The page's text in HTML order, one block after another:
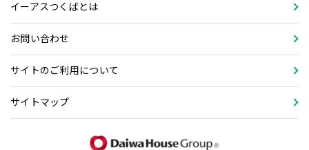
イーアスつくばとは
お問い合わせ
サイトのご利用について
サイトマップ